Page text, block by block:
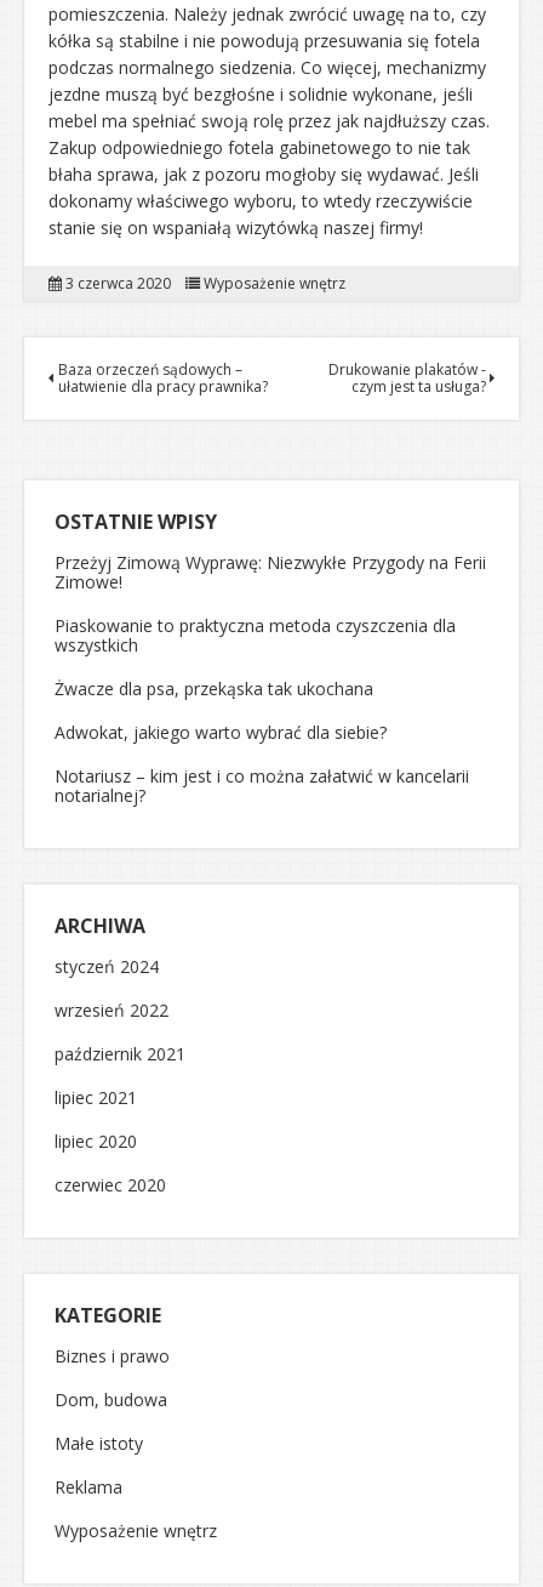
pomieszczenia. Należy jednak zwrócić uwagę na to, czy
kółka są stabilne i nie powodują przesuwania się fotela
podczas normalnego siedzenia. Co więcej, mechanizmy
jezdne muszą być bezgłośne i solidnie wykonane, jeśli
mebel ma spełniać swoją rolę przez jak najdłuższy czas.
Zakup odpowiedniego fotela gabinetowego to nie tak
błaha sprawa, jak z pozoru mogłoby się wydawać. Jeśli
dokonamy właściwego wyboru, to wtedy rzeczywiście
stanie się on wspaniałą wizytówką naszej firmy!
3 czerwca 2020 Wyposażenie wnętrz
Baza orzeczeń sądowych –
ułatwienie dla pracy prawnika?
Drukowanie plakatów -
czym jest ta usługa?
OSTATNIE WPISY
Przeżyj Zimową Wyprawę: Niezwykłe Przygody na Ferii
Zimowe!
Piaskowanie to praktyczna metoda czyszczenia dla
wszystkich
Żwacze dla psa, przekąska tak ukochana
Adwokat, jakiego warto wybrać dla siebie?
Notariusz – kim jest i co można załatwić w kancelarii
notarialnej?
ARCHIWA
styczeń 2024
wrzesień 2022
październik 2021
lipiec 2021
lipiec 2020
czerwiec 2020
KATEGORIE
Biznes i prawo
Dom, budowa
Małe istoty
Reklama
Wyposażenie wnętrz